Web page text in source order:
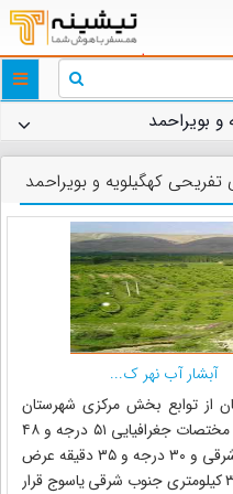
و بویراحمد
کهگیلویه و بویراحمد
آبشار آب نهر ک...
از توابع بخش مرکزی شهرستان
بویراحمد، با مختصات جغرافیایی ۵۱ درجه و ۴۸
دقیقه طول شرقی و ۳۰ درجه و ۳۵ دقیقه عرض
شمالی، در ۳۰ کیلومتری جنوب شرقی یاسوج قرار